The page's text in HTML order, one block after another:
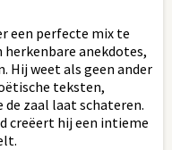
een perfecte mix te
anekdotes,
Hij weet als geen ander
teksten,
zaal laat schateren.
creëert hij een intieme